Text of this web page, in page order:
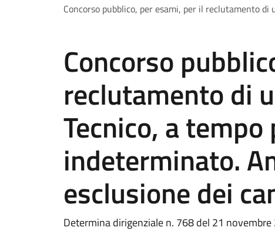
Concorso pubblico, per esami, per il reclutamento
Concorso
reclutamento di
Tecnico, a tempo
indeterminato.
esclusione dei
Determina dirigenziale n. 768 del 21 novembre